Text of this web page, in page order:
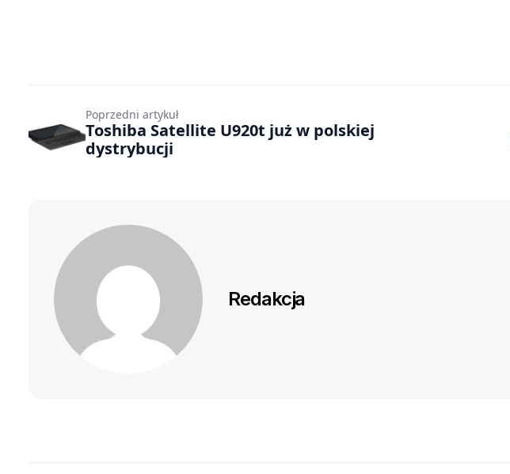
Poprzedni artykuł
Toshiba Satellite U920t już w polskiej
dystrybucji
Redakcja